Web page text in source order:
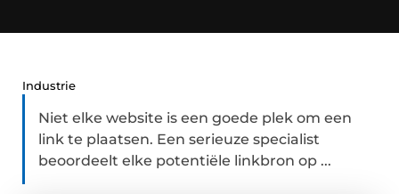
Industrie
Niet elke website is een goede plek om een
link te plaatsen. Een serieuze specialist
beoordeelt elke potentiële linkbron op ...